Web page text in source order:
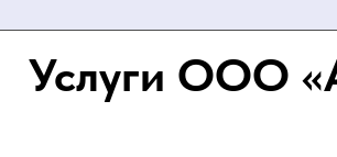
Услуги ООО